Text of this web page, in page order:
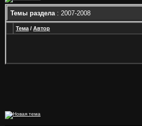
Темы раздела: 2007-2008
Тема / Автор